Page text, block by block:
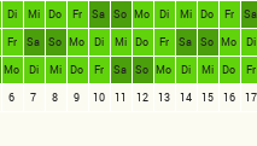
Di Mi Do Fr Sa So Mo Di Mi Do Fr
Sa
Fr Sa So Mo Di Mi Do Fr Sa So Mo
Di
Mo Di Mi Do Fr Sa So Mo Di Mi Do
Fr
6 7 8 9 10 11 12 13 14 15 16 17